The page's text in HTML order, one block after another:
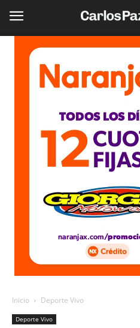
Inicio Deporte Vivo
Deporte Vivo